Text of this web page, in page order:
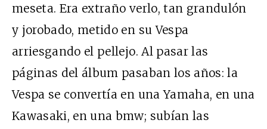
meseta. Era extraño verlo, tan grandulón
y jorobado, metido en su Vespa
arriesgando el pellejo. Al pasar las
páginas del álbum pasaban los años: la
Vespa se convertía en una Yamaha, en una
Kawasaki, en una bmw; subían las